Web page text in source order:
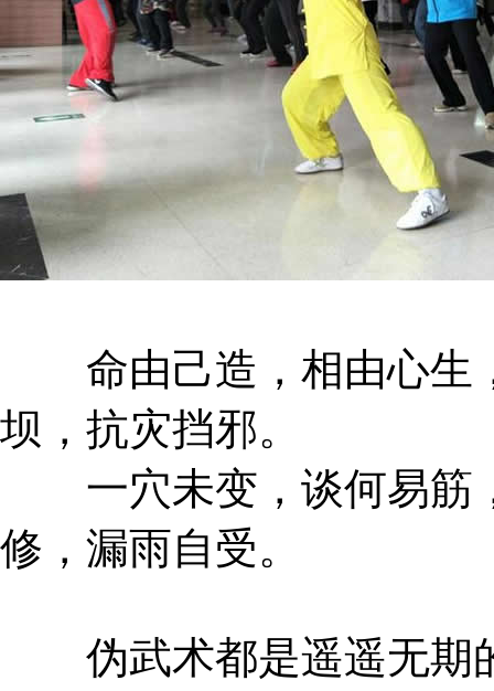
命由己造，相由心生
坝，抗灾挡邪。
一穴未变，谈何易筋
修，漏雨自受。
伪武术都是遥遥无期